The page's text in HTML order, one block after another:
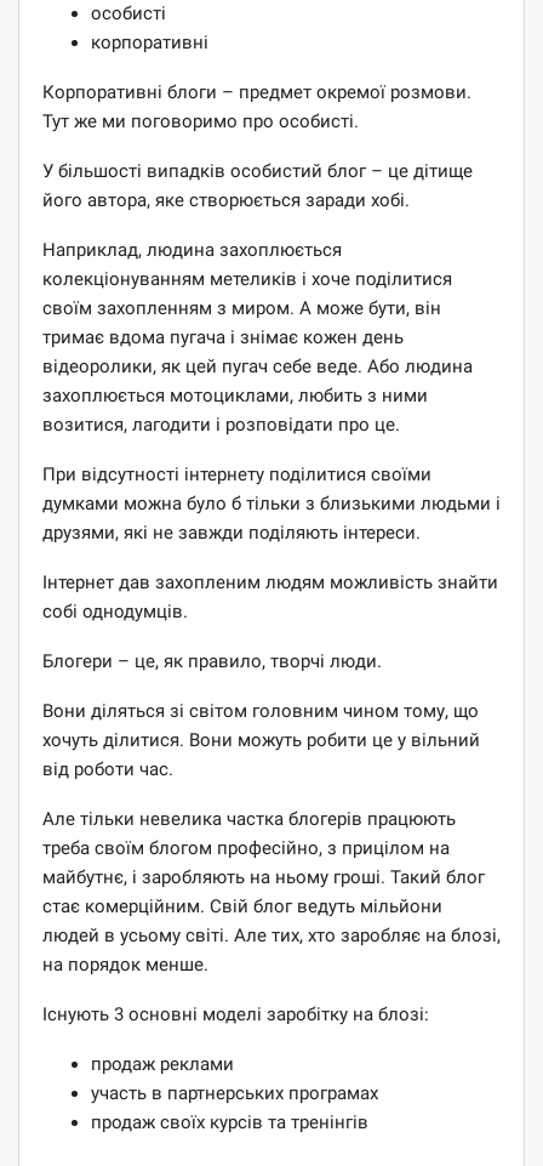
особисті
корпоративні
Корпоративні блоги – предмет окремої розмови.
Тут же ми поговоримо про особисті.
У більшості випадків особистий блог – це дітище
його автора, яке створюється заради хобі.
Наприклад, людина захоплюється
колекціонуванням метеликів і хоче поділитися
своїм захопленням з миром. А може бути, він
тримає вдома пугача і знімає кожен день
відеоролики, як цей пугач себе веде. Або людина
захоплюється мотоциклами, любить з ними
возитися, лагодити і розповідати про це.
При відсутності інтернету поділитися своїми
думками можна було б тільки з близькими людьми і
друзями, які не завжди поділяють інтереси.
Інтернет дав захопленим людям можливість знайти
собі однодумців.
Блогери – це, як правило, творчі люди.
Вони діляться зі світом головним чином тому, що
хочуть ділитися. Вони можуть робити це у вільний
від роботи час.
Але тільки невелика частка блогерів працюють
треба своїм блогом професійно, з прицілом на
майбутнє, і заробляють на ньому гроші. Такий блог
стає комерційним. Свій блог ведуть мільйони
людей в усьому світі. Але тих, хто заробляє на блозі,
на порядок менше.
Існують 3 основні моделі заробітку на блозі:
продаж реклами
участь в партнерських програмах
продаж своїх курсів та тренінгів